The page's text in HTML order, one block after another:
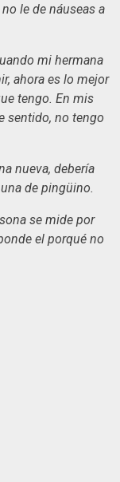
le de náuseas a
mi hermana
ahora es lo mejor
tengo. En mis
sentido, no tengo
nueva, debería
de pingüino.
se mide por
el porqué no